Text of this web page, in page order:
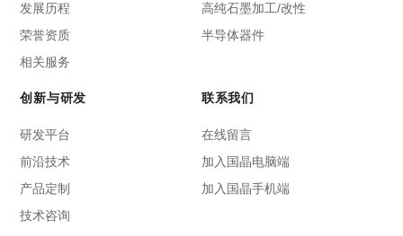
发展历程
荣誉资质
相关服务
高纯石墨加工/改性
半导体器件
创新与研发
研发平台
前沿技术
产品定制
技术咨询
联系我们
在线留言
加入国晶电脑端
加入国晶手机端